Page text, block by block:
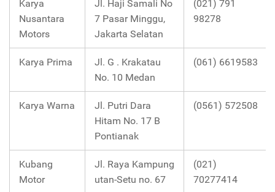
Karya
Nusantara
Motors
Jl. Haji Samali No
7 Pasar Minggu,
Jakarta Selatan
(021) 791
98278
Karya Prima
Jl. G . Krakatau
No. 10 Medan
(061) 6619583
Karya Warna
Jl. Putri Dara
Hitam No. 17 B
Pontianak
(0561) 572508
Kubang
Motor
Jl. Raya Kampung
utan-Setu no. 67
(021)
70277414